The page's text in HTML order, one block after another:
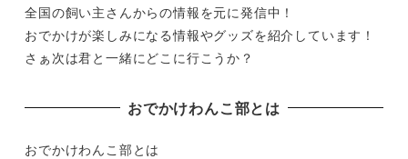
全国の飼い主さんからの情報を元に発信中！
おでかけが楽しみになる情報やグッズを紹介しています！
さぁ次は君と一緒にどこに行こうか？
おでかけわんこ部とは
おでかけわんこ部とは